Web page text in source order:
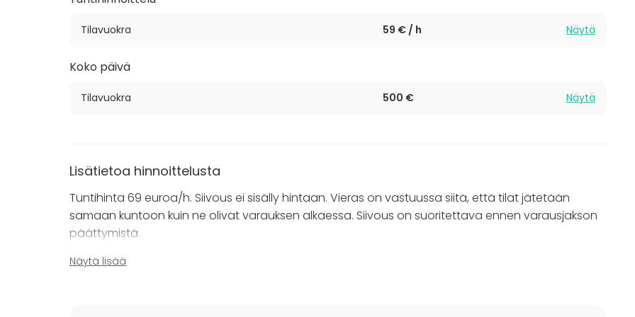
Tilavuokra 59 € / h Näytä
Koko päivä
Tilavuokra 500 € Näytä
Lisätietoa hinnoittelusta
Tuntihinta 69 euroa/h. Siivous ei sisälly hintaan. Vieras on vastuussa siitä, että tilat jätetään
samaan kuntoon kuin ne olivat varauksen alkaessa. Siivous on suoritettava ennen varausjakson
päättymistä.
Tilan voi myös vuokrata pidempiä tilaisuuksia varten, 600 euroa /10 h.
Näytä lisää